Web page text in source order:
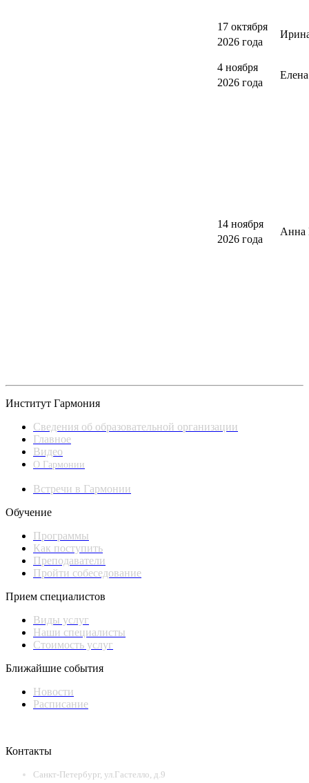
17 октября
2026 года
4 ноября
2026 года
14 ноября
2026 года
Анна
Институт Гармония
Сведения об образовательной организации
Главное
Видео
О Гармонии
Встречи в Гармонии
Обучение
Программы
Как поступить
Преподаватели
Пройти собеседование
Прием специалистов
Виды услуг
Наши специалисты
Стоимость услуг
Ближайшие события
Новости
Расписание
Контакты
Санкт-Петербург, ул.Гастелло, д.9